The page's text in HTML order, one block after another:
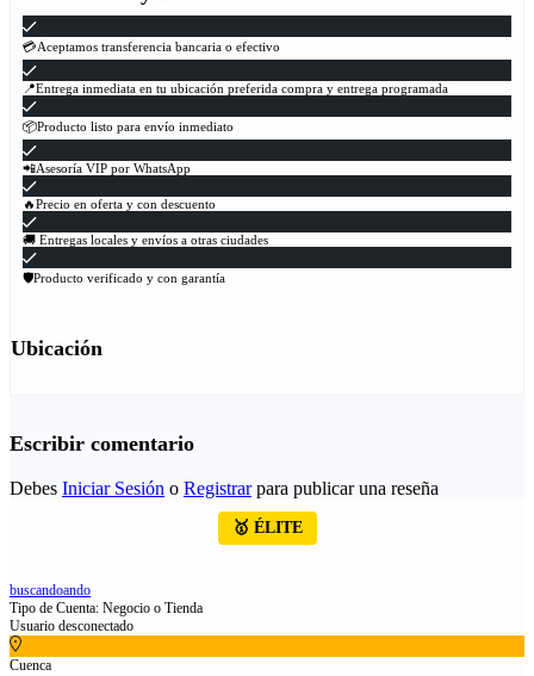
💳Aceptamos transferencia bancaria o efectivo
📍Entrega inmediata en tu ubicación preferida compra y entrega programada
📦Producto listo para envío inmediato
📲Asesoría VIP por WhatsApp
🔥Precio en oferta y con descuento
🚚 Entregas locales y envíos a otras ciudades
🛡Producto verificado y con garantía
Ubicación
Escribir comentario
Debes Iniciar Sesión o Registrarpara publicar una reseña
🥇 ÉLITE
buscandoando
Tipo de Cuenta: Negocio o Tienda
Usuario desconectado
Cuenca